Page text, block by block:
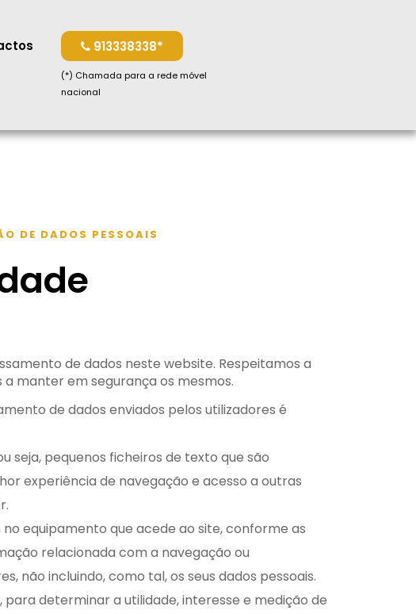
913338338*
(*) Chamada para a rede móvel
nacional
DE DADOS PESSOAIS
de dados neste website. Respeitamos a
manter em segurança os mesmos.
de dados enviados pelos utilizadores é
seja, pequenos ficheiros de texto que são
experiência de navegação e acesso a outras
equipamento que acede ao site, conforme as
relacionada com a navegação ou
não incluindo, como tal, os seus dados pessoais.
determinar a utilidade, interesse e medição de